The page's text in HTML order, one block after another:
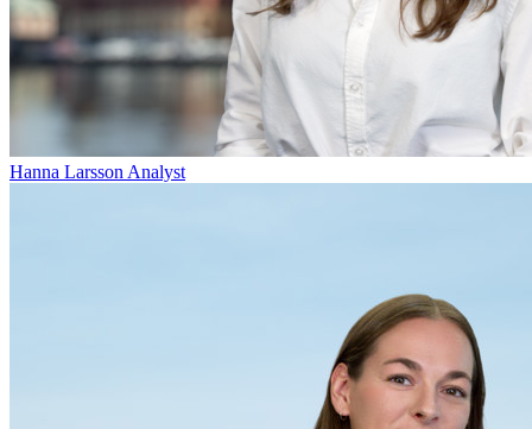
Hanna Larsson Analyst